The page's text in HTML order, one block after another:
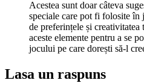
Acestea sunt doar câteva
speciale care pot fi folosite în
de preferințele și creativitatea
aceste elemente pentru a se
jocului pe care dorești să-l
Lasa un raspuns